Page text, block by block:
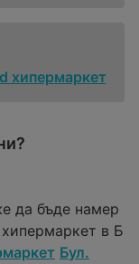
хипермаркет
да бъде намер
в Б
Бул.